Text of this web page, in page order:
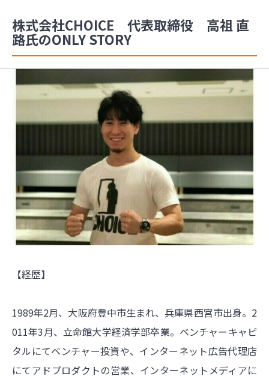
株式会社CHOICE 代表取締役 高祖 直
路氏のONLY STORY
【経歴】
1989年2月、大阪府豊中市生まれ、兵庫県西宮市出身。2
011年3月、立命館大学経済学部卒業。ベンチャーキャピ
タルにてベンチャー投資や、インターネット広告代理店
にてアドプロダクトの営業、インターネットメディアに